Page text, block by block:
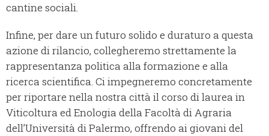
cantine sociali.
Infine, per dare un futuro solido e duraturo a questa
azione di rilancio, collegheremo strettamente la
rappresentanza politica alla formazione e alla
ricerca scientifica. Ci impegneremo concretamente
per riportare nella nostra città il corso di laurea in
Viticoltura ed Enologia della Facoltà di Agraria
dell’Università di Palermo, offrendo ai giovani del